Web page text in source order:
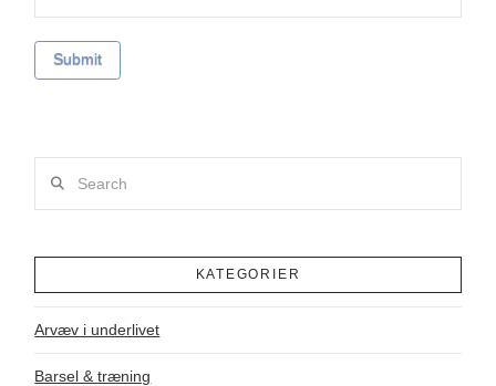
KATEGORIER
Arvæv i underlivet
Barsel & træning